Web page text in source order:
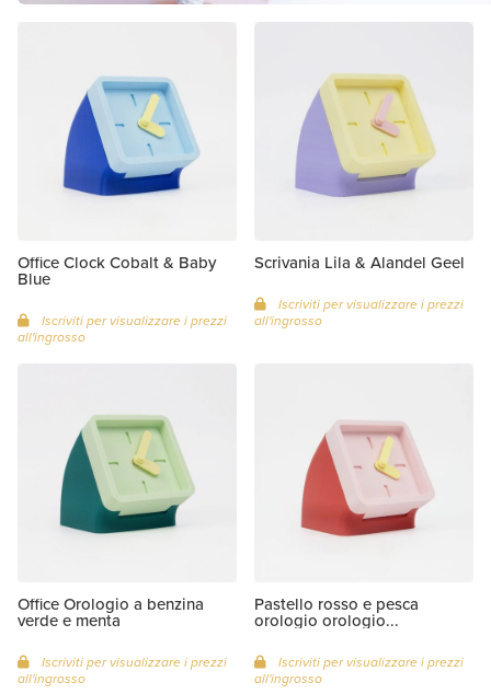
Office Clock Cobalt & Baby
Blue
Iscriviti per visualizzare i prezzi
all'ingrosso
Scrivania Lila & Alandel Geel
Iscriviti per visualizzare i prezzi
all'ingrosso
Office Orologio a benzina
verde e menta
Iscriviti per visualizzare i prezzi
all'ingrosso
Pastello rosso e pesca
orologio orologio...
Iscriviti per visualizzare i prezzi
all'ingrosso